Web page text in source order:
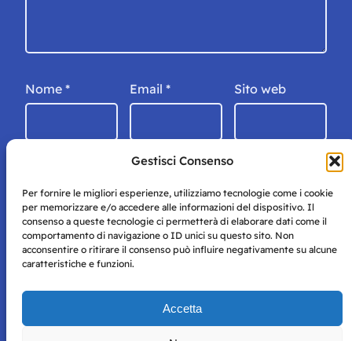
Gestisci Consenso
Per fornire le migliori esperienze, utilizziamo tecnologie come i cookie
per memorizzare e/o accedere alle informazioni del dispositivo. Il
consenso a queste tecnologie ci permetterà di elaborare dati come il
comportamento di navigazione o ID unici su questo sito. Non
acconsentire o ritirare il consenso può influire negativamente su alcune
caratteristiche e funzioni.
Accetta
Nome * Email * Sito web
Storie di Napoli è una testata registrata presso il tribunale di